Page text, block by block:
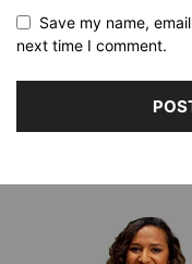
Save my name,
next time I comment.